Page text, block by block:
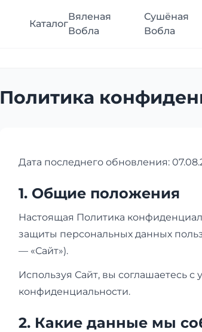
Каталог
Вяленая
Вобла
Сушёная
Вобла
Политика
Дата последнего обновления:
1. Общие положения
Настоящая Политика
защиты персональных данных
— «Сайт»).
Используя Сайт, вы соглашаетесь
конфиденциальности.
2. Какие данные мы